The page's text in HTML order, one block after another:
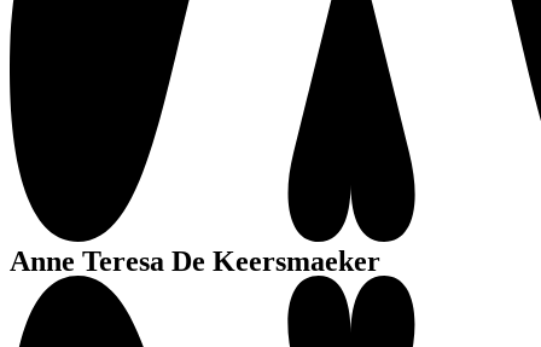
Anne Teresa De Keersmaeker